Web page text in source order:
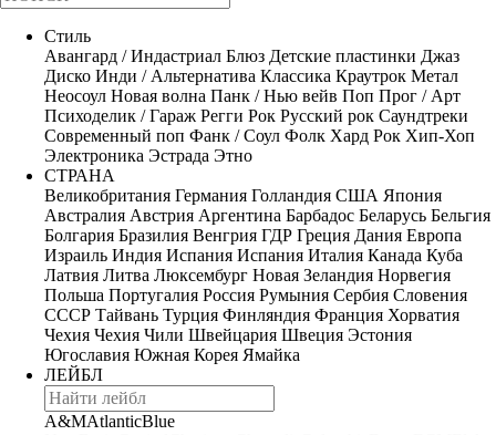
Стиль
Авангард / Индастриал Блюз Детские пластинки Джаз
Диско Инди / Альтернатива Классика Краутрок Метал
Неосоул Новая волна Панк / Нью вейв Поп Прог / Арт
Психоделик / Гараж Регги Рок Русский рок Саундтреки
Современный поп Фанк / Соул Фолк Хард Рок Хип-Хоп
Электроника Эстрада Этно
СТРАНА
Великобритания Германия Голландия США Япония
Австралия Австрия Аргентина Барбадос Беларусь Бельгия
Болгария Бразилия Венгрия ГДР Греция Дания Европа
Израиль Индия Испания Испания Италия Канада Куба
Латвия Литва Люксембург Новая Зеландия Норвегия
Польша Португалия Россия Румыния Сербия Словения
СССР Тайвань Турция Финляндия Франция Хорватия
Чехия Чехия Чили Швейцария Швеция Эстония
Югославия Южная Корея Ямайка
ЛЕЙБЛ
A&MAtlanticBlue